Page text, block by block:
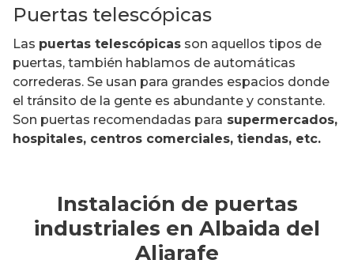
Puertas telescópicas
Las puertas telescópicas son aquellos tipos de
puertas, también hablamos de automáticas
correderas. Se usan para grandes espacios donde
el tránsito de la gente es abundante y constante.
Son puertas recomendadas para supermercados,
hospitales, centros comerciales, tiendas, etc.
Instalación de puertas
industriales en Albaida del
Aljarafe